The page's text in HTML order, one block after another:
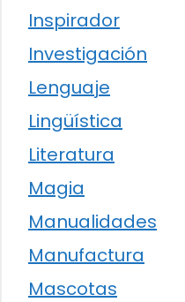
Inspirador
Investigación
Lenguaje
Lingüística
Literatura
Magia
Manualidades
Manufactura
Mascotas